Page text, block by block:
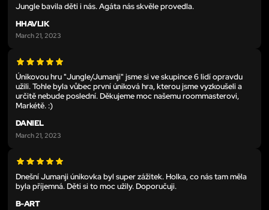
Jungle bavila děti i nás. Agáta nás skvěle provedla.
HHAVLIK
March 21, 2023
Únikovou hru "Jungle/Jumanji" jsme si ve skupince 6 lidí opravdu
užili. Tohle byla vůbec první úniková hra, kterou jsme vyzkoušeli a
určitě nebude poslední. Děkujeme moc našemu roommasterovi,
Markétě. :)
DANIEL
March 21, 2023
Dnešní Jumanji únikovka byl super zážitek. Holka, co nás tam měla
byla příjemná. Děti si to moc užily. Doporučuji.
B-ART